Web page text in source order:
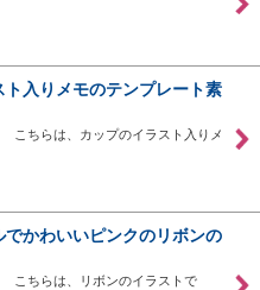
入りメモのテンプレート素
こちらは、カップのイラスト入りメ
かわいいピンクのリボンの
こちらは、リボンのイラストで